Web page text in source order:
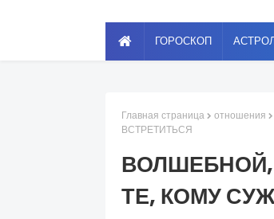
ГОРОСКОП
Главная страница отношения
ВСТРЕТИТЬСЯ
ТЕ, КОМУ